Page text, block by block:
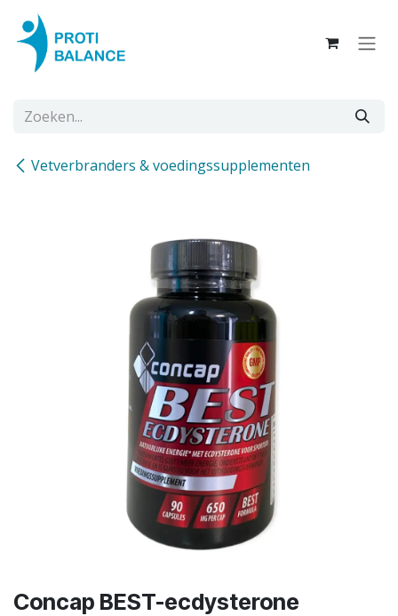
Overslaan naar inhoud
Vetverbranders & voedingssupplementen
Concap BEST-ecdysterone